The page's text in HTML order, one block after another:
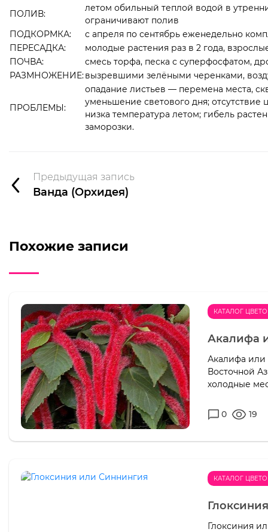
ПОЛИВ:
летом обильный теплой водой в
ограничивают полив
ПОДКОРМКА:
с апреля по сентябрь еженедельно
ПЕРЕСАДКА:
молодые растения раз в 2 года,
ПОЧВА:
смесь торфа, песка с суперфосфатом,
РАЗМНОЖЕНИЕ:вызревшими зелёными черенками,
ПРОБЛЕМЫ:
опадание листьев — перемена места,
уменьшение светового дня; отсутствие
низка температура летом; гибель
заморозки.
Предыдущая запись
Ванда (Орхидея)
Похожие записи
КАТАЛОГ
Акалифа
Акалифа или
Восточной
холодные
0 19
КАТАЛОГ
Глоксиния